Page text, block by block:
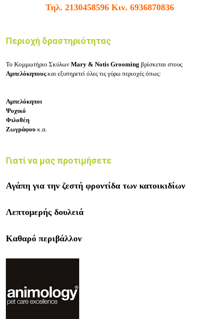
Τηλ. 2130458596 Κιν. 6936870836
Περιοχή δραστηριότητας
Το Κομμωτήριο Σκύλων Mary & Notis Grooming βρίσκεται στους
Αμπελόκηπουςκαι εξυπηρετεί όλες τις γύρω περιοχές όπως:
Αμπελόκηποι
Ψυχικό
Φιλοθέη
Ζωγράφου κ.α.
Γιατί να μας προτιμήσετε
Αγάπη για την ζεστή φροντίδα των κατοικιδίων
Λεπτομερής δουλειά
Καθαρό περιβάλλον